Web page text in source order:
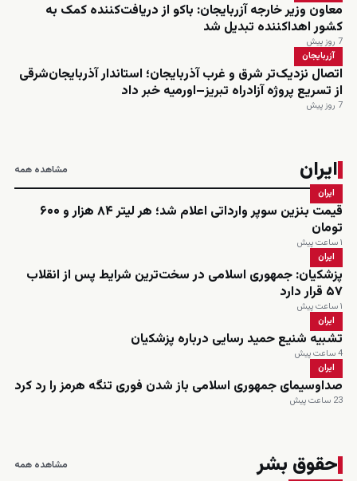
معاون وزیر خارجه آزربایجان: باکو از دریافت‌کننده کمک به
کشور اهداکننده تبدیل شد
7 روز پیش
آزربایجان
اتصال نزدیک‌تر شرق و غرب آذربایجان؛ استاندار آذربایجان‌شرقی
از تسریع پروژه آزادراه تبریز–اورمیه خبر داد
7 روز پیش
ایران مشاهده همه
ایران
قیمت بنزین سوپر وارداتی اعلام شد؛ هر لیتر ۸۴ هزار و ۶۰۰
تومان
۱ ساعت پیش
ایران
پزشکیان: جمهوری اسلامی در سخت‌ترین شرایط پس از انقلاب
۵۷ قرار دارد
۱ ساعت پیش
ایران
تشبیه شنیع حمید رسایی درباره پزشکیان
4 ساعت پیش
ایران
صداوسیمای جمهوری اسلامی باز شدن فوری تنگه هرمز را رد کرد
23 ساعت پیش
حقوق بشر مشاهده همه